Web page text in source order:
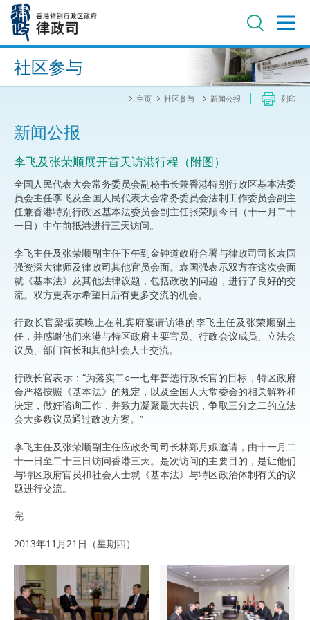
内
进阶搜寻
社区参与
主页 社区参与 新闻公报 列印
新闻公报
李飞及张荣顺展开首天访港行程（附图）
全国人民代表大会常务委员会副秘书长兼香港特别行政区基本法委
员会主任李飞及全国人民代表大会常务委员会法制工作委员会副主
任兼香港特别行政区基本法委员会副主任张荣顺今日（十一月二十
一日）中午前抵港进行三天访问。
李飞主任及张荣顺副主任下午到金钟道政府合署与律政司司长袁国
强资深大律师及律政司其他官员会面。袁国强表示双方在这次会面
就《基本法》及其他法律议题，包括政改的问题，进行了良好的交
流。双方更表示希望日后有更多交流的机会。
行政长官梁振英晚上在礼宾府宴请访港的李飞主任及张荣顺副主
任，并感谢他们来港与特区政府主要官员、行政会议成员、立法会
议员、部门首长和其他社会人士交流。
行政长官表示：“为落实二○一七年普选行政长官的目标，特区政府
会严格按照《基本法》的规定，以及全国人大常委会的相关解释和
决定，做好谘询工作，并致力凝聚最大共识，争取三分之二的立法
会大多数议员通过政改方案。”
李飞主任及张荣顺副主任应政务司司长林郑月娥邀请，由十一月二
十一日至二十三日访问香港三天。是次访问的主要目的，是让他们
与特区政府官员和社会人士就《基本法》与特区政治体制有关的议
题进行交流。
完
2013年11月21日（星期四）